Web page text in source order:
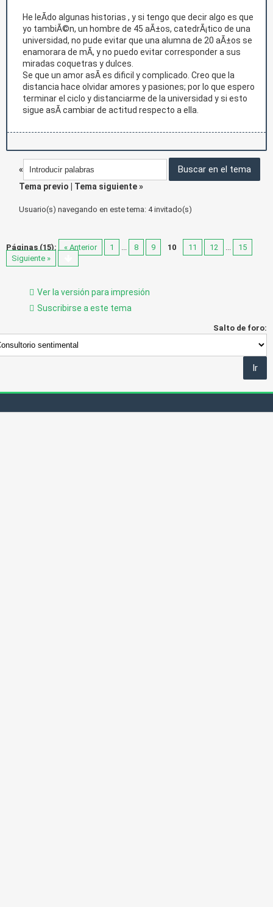
He leÃ­do algunas historias , y si tengo que decir algo es que
yo tambiÃ©n, un hombre de 45 aÃ±os, catedrÃ¡tico de una
universidad, no pude evitar que una alumna de 20 aÃ±os se
enamorara de mÃ­, y no puedo evitar corresponder a sus
miradas coquetras y dulces.
Se que un amor asÃ­ es dificil y complicado. Creo que la
distancia hace olvidar amores y pasiones; por lo que espero
terminar el ciclo y distanciarme de la universidad y si esto
sigue asÃ­ cambiar de actitud respecto a ella.
«
Tema previo
Tema siguiente»
Usuario(s) navegando en este tema: 4 invitado(s)
Páginas (15): « Anterior 1 ... 8 9 10 11 12 ...
15
Siguiente »
Ver la versión para impresión
Suscribirse a este tema
Salto de foro: